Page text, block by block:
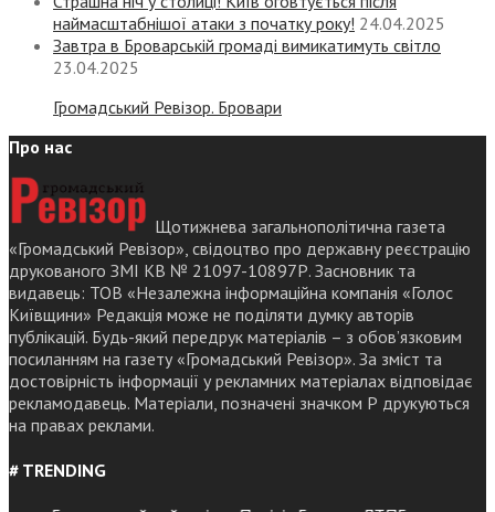
наймасштабнішої атаки з початку року! 24.04.2025
Завтра в Броварській громаді вимикатимуть світло
23.04.2025
Громадський Ревізор. Бровари
Про нас
Щотижнева загальнополітична газета
«Громадський Ревізор», свідоцтво про державну реєстрацію
друкованого ЗМІ КВ № 21097-10897Р. Засновник та
видавець: ТОВ «Незалежна інформаційна компанія «Голос
Київщини» Редакція може не поділяти думку авторів
публікацій. Будь-який передрук матеріалів – з обов’язковим
посиланням на газету «Громадський Ревізор». За зміст та
достовірність інформації у рекламних матеріалах відповідає
рекламодавець. Матеріали, позначені значком Р друкуються
на правах реклами.
# TRENDING